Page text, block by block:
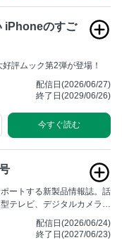
iPhoneのすご
評ムック第2弾が登場！
配信日(2026/06/27)
終了日(2029/06/26)
今すぐ読む
ートする新製品情報誌。話
テレビ、デジタルカメラま
配信日(2026/06/24)
終了日(2027/06/23)